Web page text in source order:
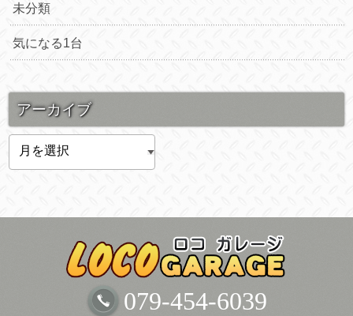
未分類
気になる1台
アーカイブ
ブ
079-454-6039